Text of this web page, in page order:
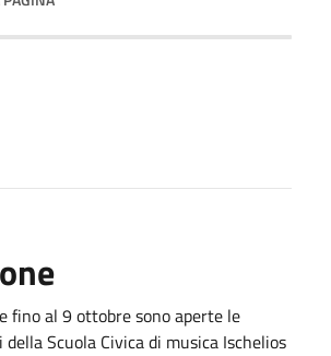
fino al 9 ottobre sono aperte le
Scuola Civica di musica Ischelios